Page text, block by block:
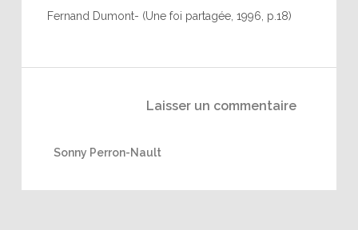
Fernand Dumont- (Une foi partagée, 1996, p.18)
Laisser un commentaire
Sonny Perron-Nault